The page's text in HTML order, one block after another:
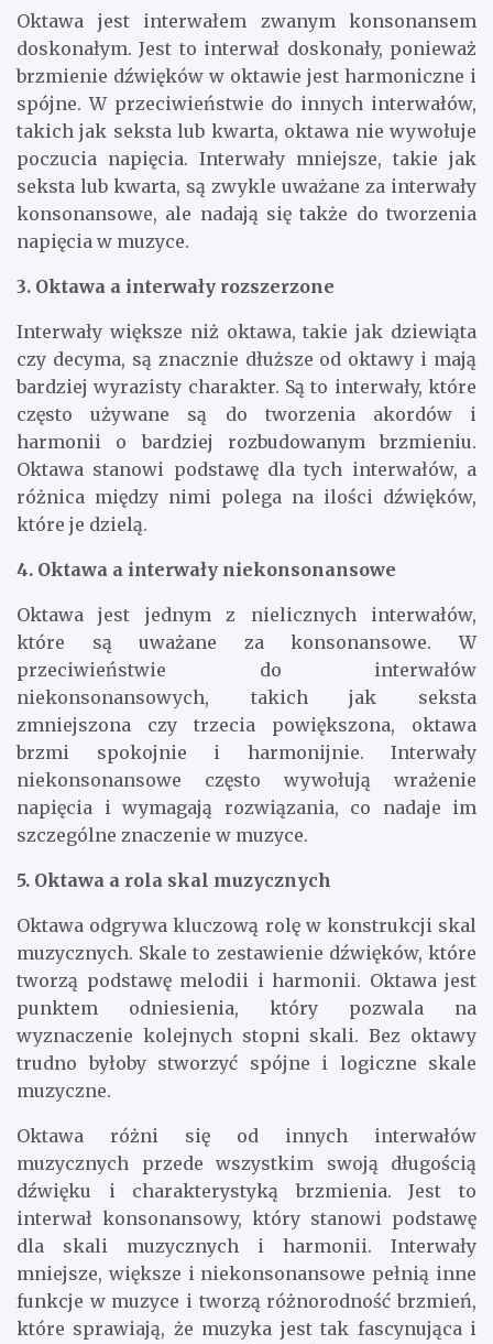
Oktawa jest interwałem zwanym konsonansem
doskonałym. Jest to interwał doskonały, ponieważ
brzmienie dźwięków w oktawie jest harmoniczne i
spójne. W przeciwieństwie do innych interwałów,
takich jak seksta lub kwarta, oktawa nie wywołuje
poczucia napięcia. Interwały mniejsze, takie jak
seksta lub kwarta, są zwykle uważane za interwały
konsonansowe, ale nadają się także do tworzenia
napięcia w muzyce.
3. Oktawa a interwały rozszerzone
Interwały większe niż oktawa, takie jak dziewiąta
czy decyma, są znacznie dłuższe od oktawy i mają
bardziej wyrazisty charakter. Są to interwały, które
często używane są do tworzenia akordów i
harmonii o bardziej rozbudowanym brzmieniu.
Oktawa stanowi podstawę dla tych interwałów, a
różnica między nimi polega na ilości dźwięków,
które je dzielą.
4. Oktawa a interwały niekonsonansowe
Oktawa jest jednym z nielicznych interwałów,
które są uważane za konsonansowe. W
przeciwieństwie do interwałów
niekonsonansowych, takich jak seksta
zmniejszona czy trzecia powiększona, oktawa
brzmi spokojnie i harmonijnie. Interwały
niekonsonansowe często wywołują wrażenie
napięcia i wymagają rozwiązania, co nadaje im
szczególne znaczenie w muzyce.
5. Oktawa a rola skal muzycznych
Oktawa odgrywa kluczową rolę w konstrukcji skal
muzycznych. Skale to zestawienie dźwięków, które
tworzą podstawę melodii i harmonii. Oktawa jest
punktem odniesienia, który pozwala na
wyznaczenie kolejnych stopni skali. Bez oktawy
trudno byłoby stworzyć spójne i logiczne skale
muzyczne.
Oktawa różni się od innych interwałów
muzycznych przede wszystkim swoją długością
dźwięku i charakterystyką brzmienia. Jest to
interwał konsonansowy, który stanowi podstawę
dla skali muzycznych i harmonii. Interwały
mniejsze, większe i niekonsonansowe pełnią inne
funkcje w muzyce i tworzą różnorodność brzmień,
które sprawiają, że muzyka jest tak fascynująca i